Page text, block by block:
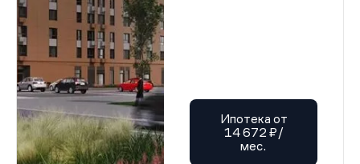
Ипотека от
14 672 ₽/
мес.